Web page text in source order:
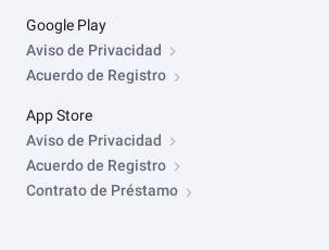
Google Play
Aviso de Privacidad
Acuerdo de Registro
App Store
Aviso de Privacidad
Acuerdo de Registro
Contrato de Préstamo